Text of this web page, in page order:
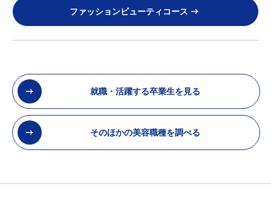
ファッションビューティコース
就職・活躍する卒業生を見る
そのほかの美容職種を調べる